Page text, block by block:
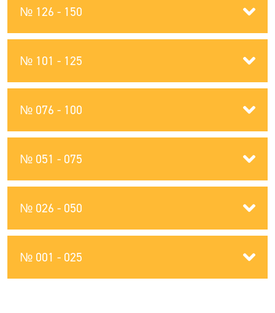
№ 001 - 025
№ 026 - 050
№ 051 - 075
№ 076 - 100
№ 101 - 125
№ 126 - 150